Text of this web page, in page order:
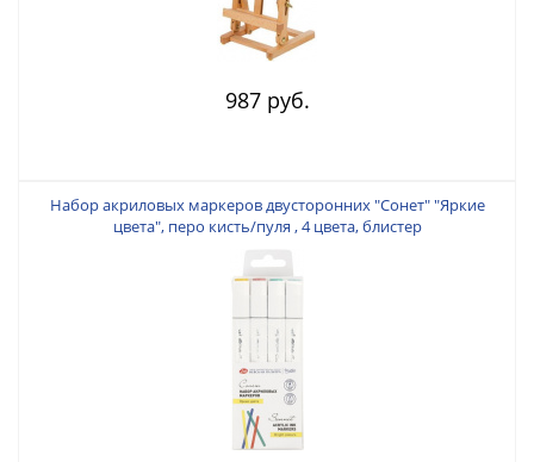
987 руб.
Набор акриловых маркеров двусторонних "Сонет" "Яркие
цвета", перо кисть/пуля , 4 цвета, блистер